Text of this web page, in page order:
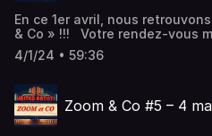
En ce 1er avril, nous
& Co » !!! Votre rendez-vous
cinémas de Millau.
4/1/24 • 59:36
Zoom & Co #5 – 4